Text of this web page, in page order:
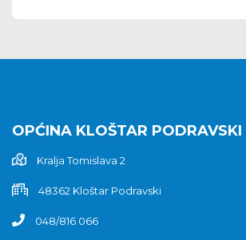
OPĆINA KLOŠTAR PODRAVSKI
Kralja Tomislava 2
48362 Kloštar Podravski
048/816 066